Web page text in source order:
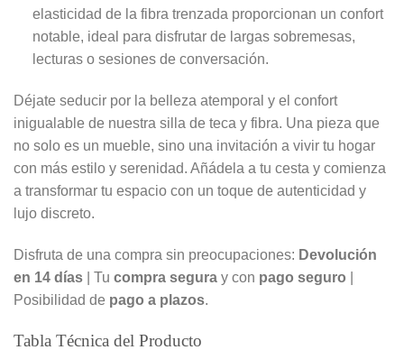
elasticidad de la fibra trenzada proporcionan un confort
notable, ideal para disfrutar de largas sobremesas,
lecturas o sesiones de conversación.
Déjate seducir por la belleza atemporal y el confort
inigualable de nuestra silla de teca y fibra. Una pieza que
no solo es un mueble, sino una invitación a vivir tu hogar
con más estilo y serenidad. Añádela a tu cesta y comienza
a transformar tu espacio con un toque de autenticidad y
lujo discreto.
Disfruta de una compra sin preocupaciones: Devolución
en 14 días | Tu compra segura y con pago seguro
Posibilidad de pago a plazos.
Tabla Técnica del Producto